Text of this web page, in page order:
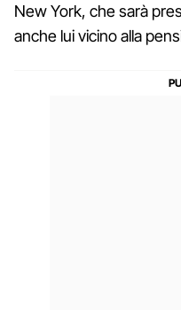
New York, che sarà
anche lui vicino alla